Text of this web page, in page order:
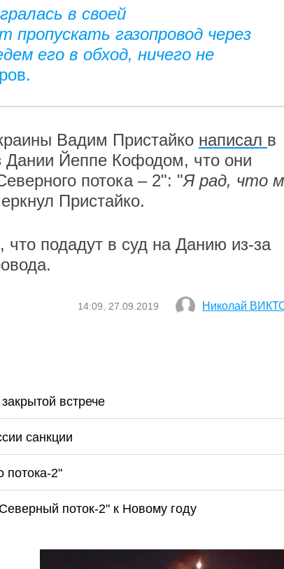
в своей
газопровод через
его в обход, ничего не
Вадим Пристайко написал в
Дании Йеппе Кофодом, что они
потока – 2": "Я рад, что
Пристайко.
, что подадут в суд на Данию из-за
14:09, 27.09.2019 Николай
встрече
санкции
2"
поток-2" к Новому году